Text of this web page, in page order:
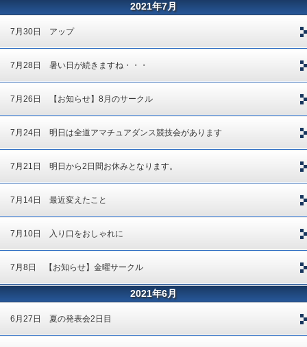
2021年7月
7月30日 アップ
7月28日 暑い日が続きますね・・・
7月26日 【お知らせ】8月のサークル
7月24日 明日は全道アマチュアダンス競技会があります
7月21日 明日から2日間お休みとなります。
7月14日 最近変えたこと
7月10日 入り口をおしゃれに
7月8日 【お知らせ】金曜サークル
2021年6月
6月27日 夏の発表会2日目